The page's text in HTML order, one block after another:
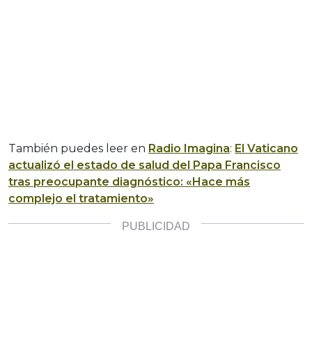
También puedes leer en Radio Imagina: El Vaticano
actualizó el estado de salud del Papa Francisco
tras preocupante diagnóstico: «Hace más
complejo el tratamiento»